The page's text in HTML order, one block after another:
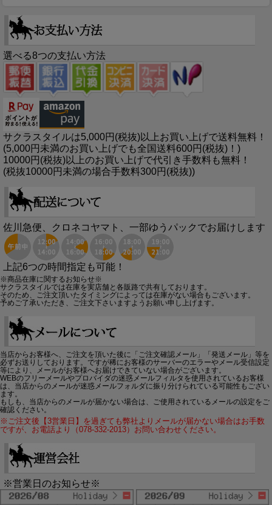
選べる8つの支払い方法
サクラスタイルは5,000円(税抜)以上お買い上げで送料無料！
(5,000円未満のお買い上げでも全国送料600円(税抜)！)
10000円(税抜)以上のお買い上げで代引き手数料も無料！
(税抜10000円未満の場合手数料300円(税抜))
佐川急便、クロネコヤマト、一部ゆうパックでお届けします
上記6つの時間指定も可能！
※商品在庫に関するお知らせ※
サクラスタイルでは在庫を実店舗と各販路で共有しております。
そのため、ご注文頂いたタイミングによっては在庫がない場合もございます。
予めご了承いただき、ご注文下さいますようお願い申し上げます。
当店からお客様へ、ご注文を頂いた後に「ご注文確認メール」「発送メール」等を
必ずお送りしております。ですが稀にお客様のサーバーのエラーやメール受信設定
等により、メールがお客様へお届けできていない場合がございます。
WEBのフリーメールやプロバイダの迷惑メールフィルタを使用されているお客様
は、当店からのメールが迷惑メールフォルダに振り分けられている可能性もござい
ます。
もしも、当店からのメールが届かない場合は、ご使用されているメールの設定をご
確認ください。
※ご注文後【3営業日】を過ぎても弊社よりメールが届かない場合はお手数
ですが、お電話より（078-332-2013）お問い合わせください。
※営業日のお知らせ※